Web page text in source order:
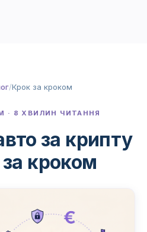
/Крок за кроком
· 8 ХВИЛИН ЧИТАННЯ
за крипту
кроком